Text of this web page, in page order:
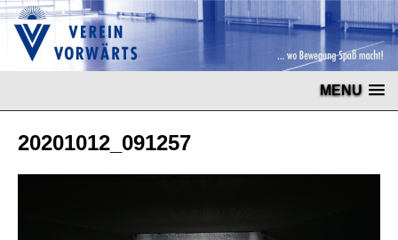
MENU
20201012_091257